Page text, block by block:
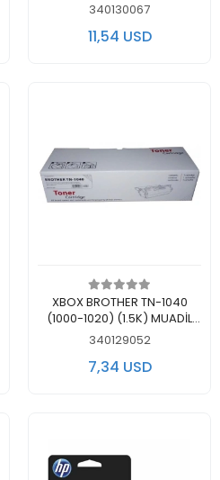
340130067
11,54 USD
Add to cart
XBOX BROTHER TN-1040
(1000-1020) (1.5K) MUADİL
TONER
340129052
7,34 USD